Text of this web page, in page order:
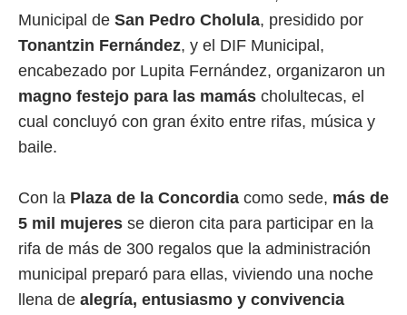
Municipal de San Pedro Cholula, presidido por
Tonantzin Fernández, y el DIF Municipal,
encabezado por Lupita Fernández, organizaron un
magno festejo para las mamás cholultecas, el
cual concluyó con gran éxito entre rifas, música y
baile.
Con la Plaza de la Concordia como sede, más de
5 mil mujeres se dieron cita para participar en la
rifa de más de 300 regalos que la administración
municipal preparó para ellas, viviendo una noche
llena de alegría, entusiasmo y convivencia